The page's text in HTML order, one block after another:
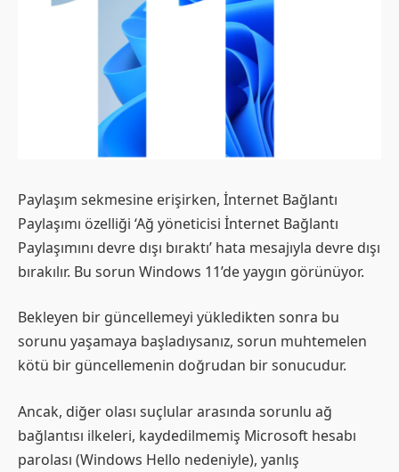
Paylaşım sekmesine erişirken, İnternet Bağlantı
Paylaşımı özelliği ‘Ağ yöneticisi İnternet Bağlantı
Paylaşımını devre dışı bıraktı’ hata mesajıyla devre dışı
bırakılır. Bu sorun Windows 11’de yaygın görünüyor.
Bekleyen bir güncellemeyi yükledikten sonra bu
sorunu yaşamaya başladıysanız, sorun muhtemelen
kötü bir güncellemenin doğrudan bir sonucudur.
Ancak, diğer olası suçlular arasında sorunlu ağ
bağlantısı ilkeleri, kaydedilmemiş Microsoft hesabı
parolası (Windows Hello nedeniyle), yanlış